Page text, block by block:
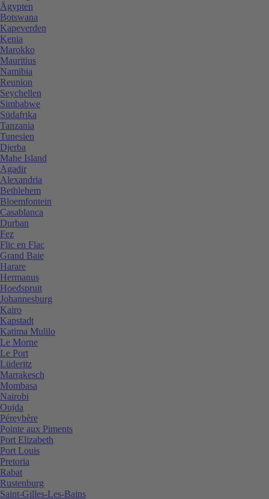
Ägypten
Botswana
Kapeverden
Kenia
Marokko
Mauritius
Namibia
Reunion
Seychellen
Simbabwe
Südafrika
Tanzania
Tunesien
Djerba
Mahe Island
Agadir
Alexandria
Bethlehem
Bloemfontein
Casablanca
Durban
Fez
Flic en Flac
Grand Baie
Harare
Hermanus
Hoedspruit
Johannesburg
Kairo
Kapstadt
Katima Mulilo
Le Morne
Le Port
Lüderitz
Marrakesch
Mombasa
Nairobi
Oujda
Péreybère
Pointe aux Piments
Port Elizabeth
Port Louis
Pretoria
Rabat
Rustenburg
Saint-Gilles-Les-Bains